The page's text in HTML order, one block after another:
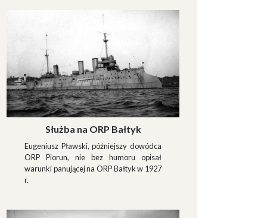
Służba na ORP Bałtyk
Eugeniusz Pławski, późniejszy dowódca
ORP Piorun, nie bez humoru opisał
warunki panującej na ORP Bałtyk w 1927
r.